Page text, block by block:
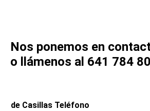
Nos ponemos en
o llámenos al 641 784
de Casillas Teléfono